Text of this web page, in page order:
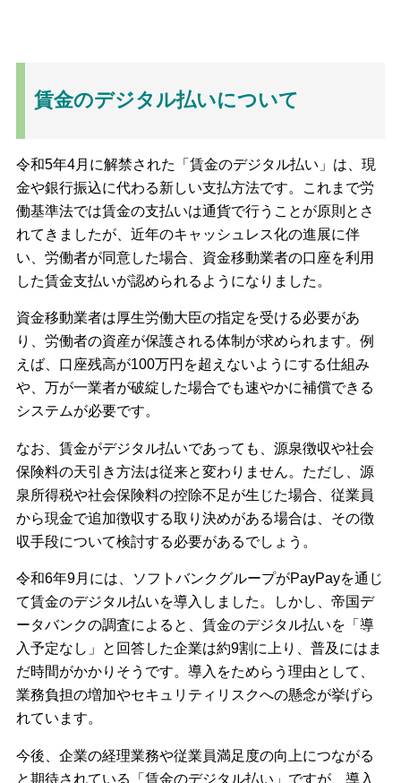
賃金のデジタル払いについて
令和5年4月に解禁された「賃金のデジタル払い」は、現
金や銀行振込に代わる新しい支払方法です。これまで労
働基準法では賃金の支払いは通貨で行うことが原則とさ
れてきましたが、近年のキャッシュレス化の進展に伴
い、労働者が同意した場合、資金移動業者の口座を利用
した賃金支払いが認められるようになりました。
資金移動業者は厚生労働大臣の指定を受ける必要があ
り、労働者の資産が保護される体制が求められます。例
えば、口座残高が100万円を超えないようにする仕組み
や、万が一業者が破綻した場合でも速やかに補償できる
システムが必要です。
なお、賃金がデジタル払いであっても、源泉徴収や社会
保険料の天引き方法は従来と変わりません。ただし、源
泉所得税や社会保険料の控除不足が生じた場合、従業員
から現金で追加徴収する取り決めがある場合は、その徴
収手段について検討する必要があるでしょう。
令和6年9月には、ソフトバンクグループがPayPayを通じ
て賃金のデジタル払いを導入しました。しかし、帝国デ
ータバンクの調査によると、賃金のデジタル払いを「導
入予定なし」と回答した企業は約9割に上り、普及にはま
だ時間がかかりそうです。導入をためらう理由として、
業務負担の増加やセキュリティリスクへの懸念が挙げら
れています。
今後、企業の経理業務や従業員満足度の向上につながる
と期待されている「賃金のデジタル払い」ですが、導入